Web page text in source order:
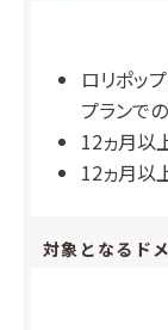
ロリポッ
プランで
12ヵ月以
12ヵ月以
対象となるド